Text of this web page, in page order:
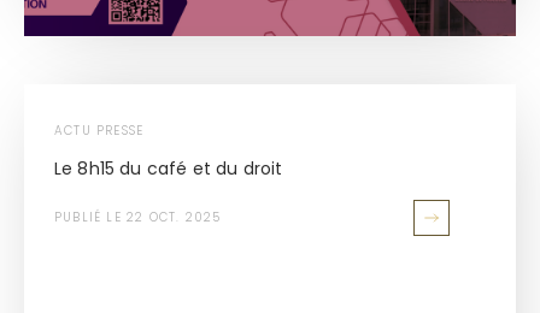
ACTU PRESSE
Le 8h15 du café et du droit
PUBLIÉ LE 22 OCT. 2025